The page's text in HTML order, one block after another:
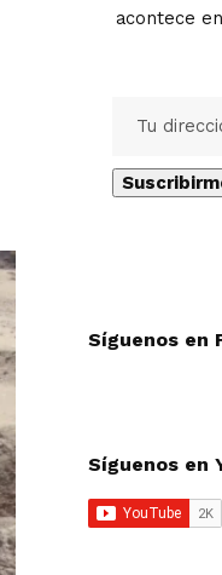
acontece
Síguenos en
Síguenos en